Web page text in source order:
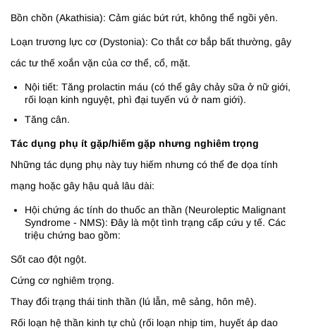
Bồn chồn (Akathisia): Cảm giác bứt rứt, không thể ngồi yên.
Loạn trương lực cơ (Dystonia): Co thắt cơ bắp bất thường, gây
các tư thế xoắn vặn của cơ thể, cổ, mặt.
Nội tiết: Tăng prolactin máu (có thể gây chảy sữa ở nữ giới,
rối loạn kinh nguyệt, phì đại tuyến vú ở nam giới).
Tăng cân.
Tác dụng phụ ít gặp/hiếm gặp nhưng nghiêm trọng
Những tác dụng phụ này tuy hiếm nhưng có thể đe dọa tính
mạng hoặc gây hậu quả lâu dài:
Hội chứng ác tính do thuốc an thần (Neuroleptic Malignant
Syndrome - NMS): Đây là một tình trạng cấp cứu y tế. Các
triệu chứng bao gồm:
Sốt cao đột ngột.
Cứng cơ nghiêm trọng.
Thay đổi trạng thái tinh thần (lú lẫn, mê sảng, hôn mê).
Rối loạn hệ thần kinh tự chủ (rối loạn nhịp tim, huyết áp dao